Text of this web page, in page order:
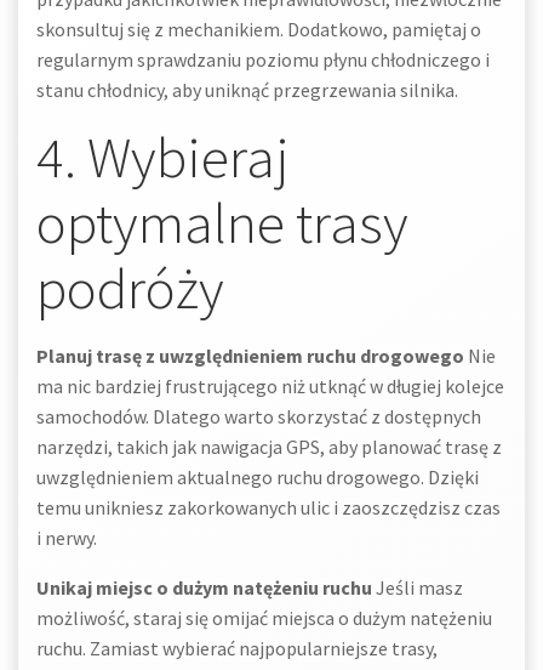
skonsultuj się z mechanikiem. Dodatkowo, pamiętaj o
regularnym sprawdzaniu poziomu płynu chłodniczego i
stanu chłodnicy, aby uniknąć przegrzewania silnika.
4. Wybieraj
optymalne trasy
podróży
Planuj trasę z uwzględnieniem ruchu drogowego Nie
ma nic bardziej frustrującego niż utknąć w długiej kolejce
samochodów. Dlatego warto skorzystać z dostępnych
narzędzi, takich jak nawigacja GPS, aby planować trasę z
uwzględnieniem aktualnego ruchu drogowego. Dzięki
temu unikniesz zakorkowanych ulic i zaoszczędzisz czas
i nerwy.
Unikaj miejsc o dużym natężeniu ruchu Jeśli masz
możliwość, staraj się omijać miejsca o dużym natężeniu
ruchu. Zamiast wybierać najpopularniejsze trasy,